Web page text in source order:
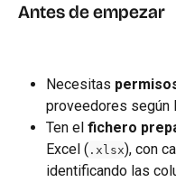
Antes de empezar
Necesitas
proveedores según
Ten el fichero
Excel ( .xlsx), con
identificando las